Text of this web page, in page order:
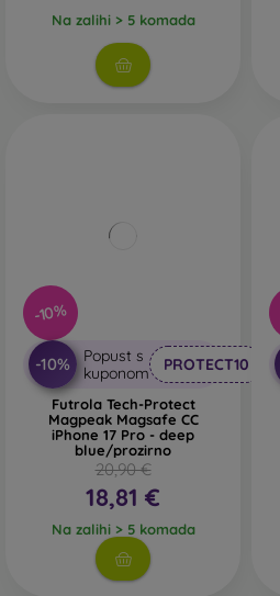
Na zalihi > 5 komada
-10%
-10%
Popust s
kuponom
PROTECT10
Futrola Tech-Protect
Magpeak Magsafe CC
iPhone 17 Pro - deep
blue/prozirno
20,90 €
18,81 €
Na zalihi > 5 komada